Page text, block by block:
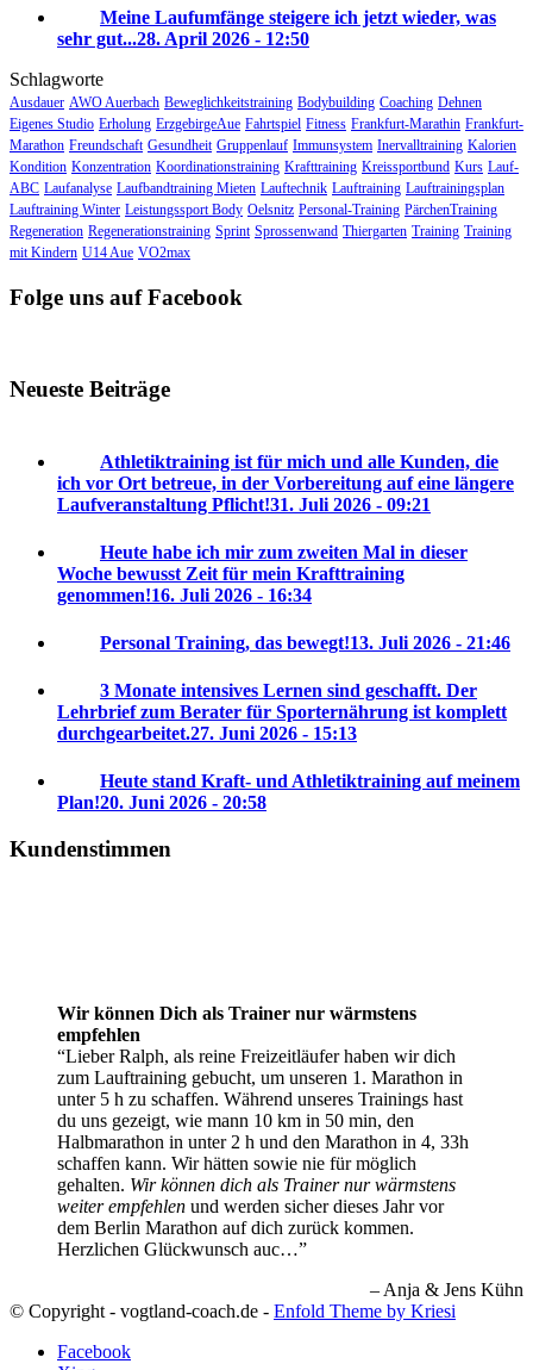
Meine Laufumfänge steigere ich jetzt wieder, was
sehr gut...28. April 2026 - 12:50
Schlagworte
Ausdauer AWO Auerbach Beweglichkeitstraining Bodybuilding Coaching Dehnen
Eigenes Studio Erholung ErzgebirgeAue Fahrtspiel Fitness Frankfurt-Marathin Frankfurt-
Marathon Freundschaft Gesundheit Gruppenlauf Immunsystem Inervalltraining Kalorien
Kondition Konzentration Koordinationstraining Krafttraining Kreissportbund Kurs Lauf-
ABC Laufanalyse Laufbandtraining Mieten Lauftechnik Lauftraining Lauftrainingsplan
Lauftraining Winter Leistungssport Body Oelsnitz Personal-Training PärchenTraining
Regeneration Regenerationstraining Sprint Sprossenwand Thiergarten Training Training
mit Kindern U14 Aue VO2max
Folge uns auf Facebook
Neueste Beiträge
Athletiktraining ist für mich und alle Kunden, die
ich vor Ort betreue, in der Vorbereitung auf eine längere
Laufveranstaltung Pflicht!31. Juli 2026 - 09:21
Heute habe ich mir zum zweiten Mal in dieser
Woche bewusst Zeit für mein Krafttraining
genommen!16. Juli 2026 - 16:34
Personal Training, das bewegt!13. Juli 2026 - 21:46
3 Monate intensives Lernen sind geschafft. Der
Lehrbrief zum Berater für Sporternährung ist komplett
durchgearbeitet.27. Juni 2026 - 15:13
Heute stand Kraft- und Athletiktraining auf meinem
Plan!20. Juni 2026 - 20:58
Kundenstimmen
Wir können Dich als Trainer nur wärmstens
empfehlen
Lieber Ralph, als reine Freizeitläufer haben wir dich
zum Lauftraining gebucht, um unseren 1. Marathon in
unter 5 h zu schaffen. Während unseres Trainings hast
du uns gezeigt, wie mann 10 km in 50 min, den
Halbmarathon in unter 2 h und den Marathon in 4, 33h
schaffen kann. Wir hätten sowie nie für möglich
gehalten. Wir können dich als Trainer nur wärmstens
weiter empfehlen und werden sicher dieses Jahr vor
dem Berlin Marathon auf dich zurück kommen.
Herzlichen Glückwunsch auc…
Anja & Jens Kühn
© Copyright - vogtland-coach.de - Enfold Theme by Kriesi
Facebook